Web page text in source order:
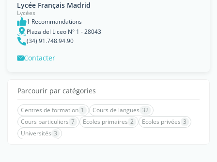
Lycée Français Madrid
Lycées
1 Recommandations
Plaza del Liceo N° 1 - 28043
(34) 91.748.94.90
Contacter
Parcourir par catégories
Centres de formation 1 Cours de langues 32
Cours particuliers 7 Ecoles primaires 2 Ecoles privées 3
Universités 3